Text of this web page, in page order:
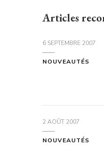
Articles
6 SEPTEMBRE 2007
NOUVEAUTÉS
2 AOÛT 2007
NOUVEAUTÉS